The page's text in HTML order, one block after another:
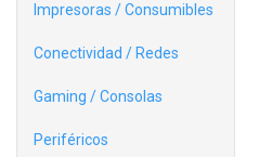
Impresoras / Consumibles
Conectividad / Redes
Gaming / Consolas
Periféricos